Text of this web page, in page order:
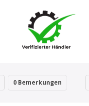
0 Bemerkungen